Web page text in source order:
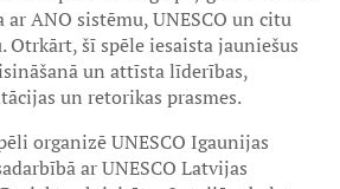
ANO sistēmu, UNESCO un citu
Otrkārt, šī spēle iesaista jauniešus
un attīsta līderības,
un retorikas prasmes.
organizē UNESCO Igaunijas
ar UNESCO Latvijas